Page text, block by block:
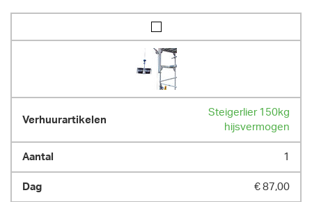
Steigerlier 150kg
hijsvermogen
1
€ 87,00